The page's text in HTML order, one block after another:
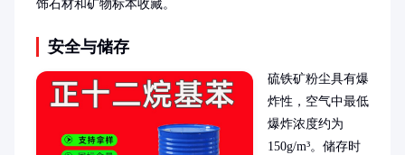
饰石材和矿物标本收藏。
安全与储存
硫铁矿粉尘具有爆
炸性，空气中最低
爆炸浓度约为
150g/m³。储存时